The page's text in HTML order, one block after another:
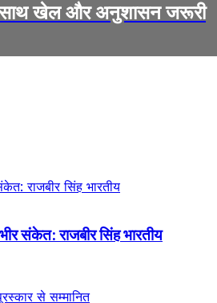
साथ खेल और अनुशासन जरूरी
संकेत: राजबीर सिंह भारतीय